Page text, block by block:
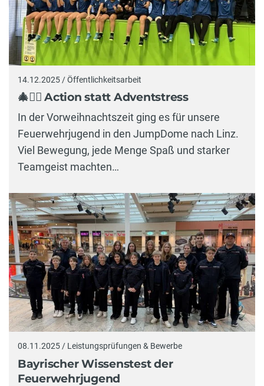
14.12.2025 / Öffentlichkeitsarbeit
🎄🤸‍♂️ Action statt Adventstress
In der Vorweihnachtszeit ging es für unsere
Feuerwehrjugend in den JumpDome nach Linz.
Viel Bewegung, jede Menge Spaß und starker
Teamgeist machten…
08.11.2025 / Leistungsprüfungen & Bewerbe
Bayrischer Wissenstest der
Feuerwehrjugend